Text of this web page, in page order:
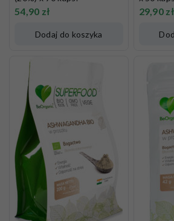
54,90 zł
Dodaj do koszyka
29,90 zł